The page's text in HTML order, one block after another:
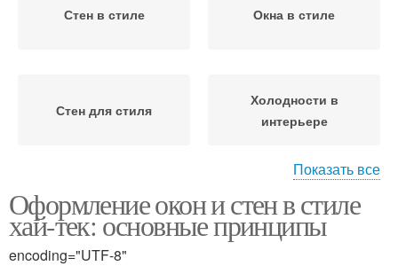
Стен в стиле Окна в стиле
Стен для стиля
Холодности в
интерьере
Элегантный интерьер Интерьер в оттенках
Показать все
Оформление окон и стен в стиле
хай-тек: основные принципы
encoding="UTF-8"